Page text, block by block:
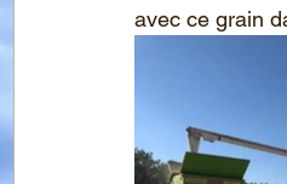
avec ce grain